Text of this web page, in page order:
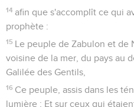
14 afin que s'accomplît ce qui
prophète :
15 Le peuple de Zabulon et de
voisine de la mer, du pays au
Galilée des Gentils,
16 Ce peuple, assis dans les
lumière ; Et sur ceux qui